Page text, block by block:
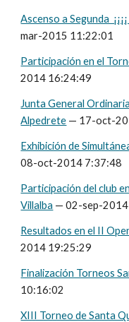
Ascenso a Segunda
mar-2015 11:22:01
Participación en el
2014 16:24:49
Junta General
Alpedrete — 17-oct-
Exhibición de
08-oct-2014 7:37:48
Participación del club
Villalba — 02-sep-
Resultados en el II
2014 19:25:29
Finalización Torneos
10:16:02
XIII Torneo de Santa